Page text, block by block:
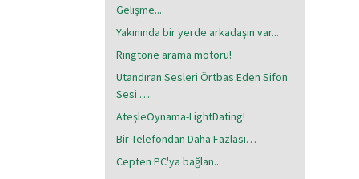
Gelişme...
Yakınında bir yerde arkadaşın var...
Ringtone arama motoru!
Utandıran Sesleri Örtbas Eden Sifon
Sesi ….
AteşleOynama-LightDating!
Bir Telefondan Daha Fazlası…
Cepten PC'ya bağlan...